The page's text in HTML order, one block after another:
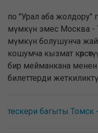
по "Урал аба жолдору"
мүмкүн эмес Москва -
мүмкүн болушунча
кошумча кызмат
бир мейманкана менен
билеттерди
тескери багыты Томск